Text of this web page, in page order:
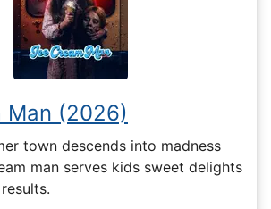
Man (2026)
town descends into madness
man serves kids sweet delights